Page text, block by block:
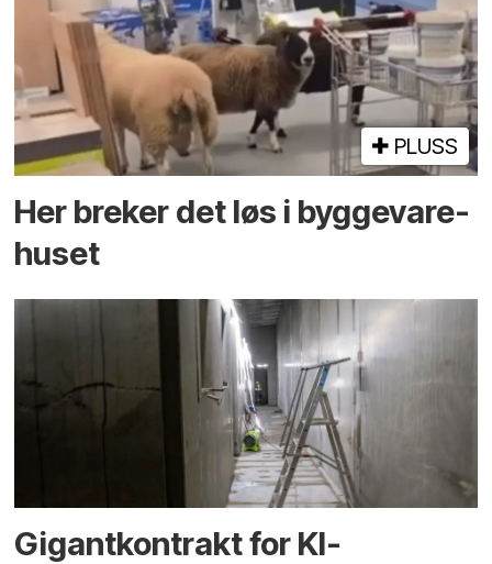
PLUSS
Her breker det løs i bygge­vare­
huset
Gigantkontrakt for KI-